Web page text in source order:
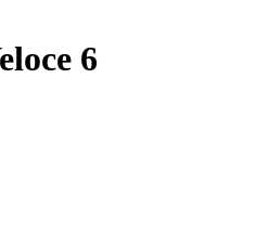
6